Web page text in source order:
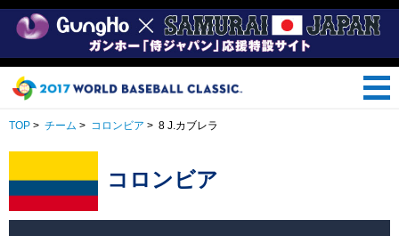
TOP > チーム > コロンビア > 8 J.カブレラ
コロンビア